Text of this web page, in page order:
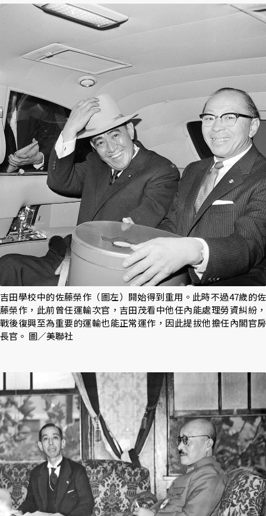
吉田學校中的佐藤榮作（圖左）開始得到重用。此時不過47歲的佐
藤榮作，此前曾任運輸次官，吉田茂看中他任內能處理勞資糾紛，
戰後復興至為重要的運輸也能正常運作，因此提拔他擔任內閣官房
長官。 圖／美聯社